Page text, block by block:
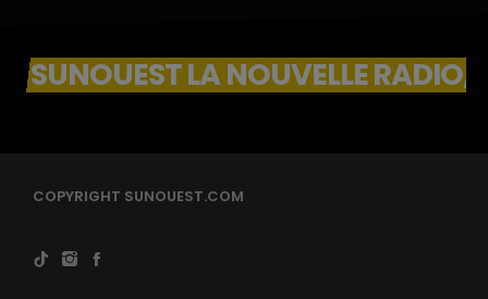
SUNOUEST LA NOUVELLE RADIO,
COPYRIGHT SUNOUEST.COM